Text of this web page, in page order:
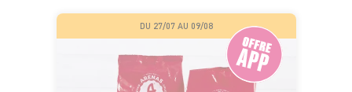
DU 27/07 AU 09/08